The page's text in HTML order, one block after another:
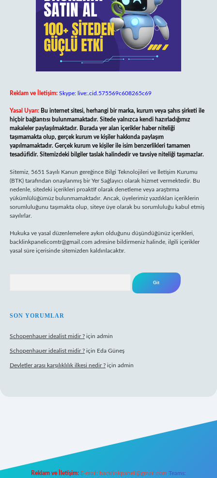
Reklam ve İletişim: Skype: live:.cid.575569c608265c69
Yasal Uyarı: Bu internet sitesi, herhangi bir marka, kurum veya şahıs şirketi ile
hiçbir bağlantısı bulunmamaktadır. Sitede yalnızca kendi hazırladığımız
makaleler paylaşılmaktadır. Burada yer alan içerikler haber niteliği
taşımamakta olup, gerçek kurum ve kişiler hakkında paylaşım
yapılmamaktadır. Gerçek kurum ve kişiler ile isim benzerlikleri tamamen
tesadüfidir. Sitemizdeki bilgiler taslak halindedir ve tavsiye niteliği taşımazlar.
Sitemiz, 5651 Sayılı Kanun gereğince Bilgi Teknolojileri ve İletişim Kurumu
(BTK) tarafından onaylanmış bir Yer Sağlayıcı olarak hizmet vermektedir. Bu
nedenle, sitedeki içerikleri proaktif olarak denetleme veya araştırma
yükümlülüğümüz bulunmamaktadır. Ancak, üyelerimiz yazdıkları içeriklerin
sorumluluğunu taşımakta olup, siteye üye olarak bu sorumluluğu kabul etmiş
sayılırlar.
Hukuka ve yasal düzenlemelere aykırı olduğunu düşündüğünüz içerikleri,
backlinkpanelicomtr@gmail.com adresine bildirmeniz halinde, ilgili içerikler
yasal süre içerisinde sitemizden kaldırılacaktır.
SON YORUMLAR
Schopenhauer idealist midir ? için admin
Schopenhauer idealist midir ? için Eda Güneş
Devletler arası karşılıklılık ilkesi nedir ? için admin
Reklam ve İletişim: E-mail: backlinkpaneli@gmail.com Teams: